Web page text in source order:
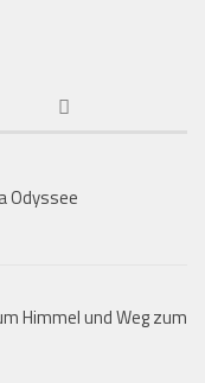
Odyssee
Himmel und Weg zum